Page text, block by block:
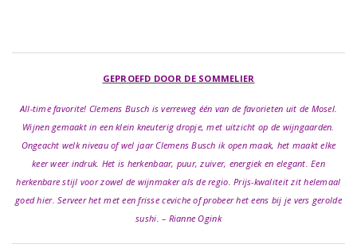
GEPROEFD DOOR DE SOMMELIER
All-time favorite! Clemens Busch is verreweg één van de favorieten uit de Mosel.
Wijnen gemaakt in een klein kneuterig dropje, met uitzicht op de wijngaarden.
Ongeacht welk niveau of wel jaar Clemens Busch ik open maak, het maakt elke
keer weer indruk. Het is herkenbaar, puur, zuiver, energiek en elegant. Een
herkenbare stijl voor zowel de wijnmaker als de regio. Prijs-kwaliteit zit helemaal
goed hier. Serveer het met een frisse ceviche of probeer het eens bij je vers gerolde
sushi. – Rianne Ogink